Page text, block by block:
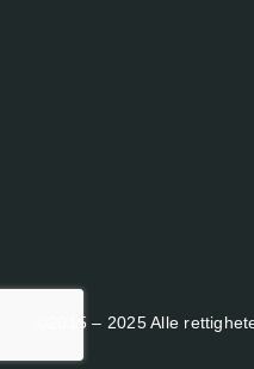
©2015 – 2025 Alle